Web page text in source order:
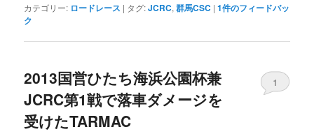
カテゴリー: ロードレース | タグ:JCRC,群馬CSC |1件のフィードバッ
ク
2013国営ひたち海浜公園杯兼
JCRC第1戦で落車ダメージを
受けたTARMAC
1